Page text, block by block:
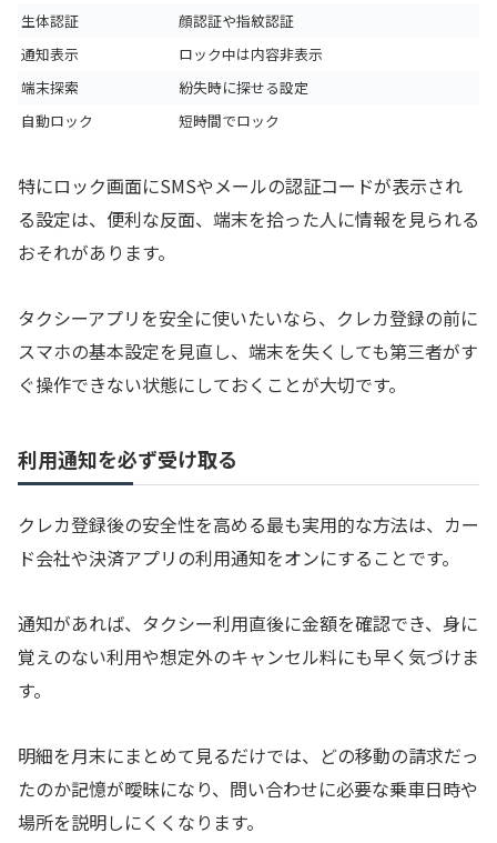
生体認証
顔認証や指紋認証
通知表示
ロック中は内容非表示
端末探索
紛失時に探せる設定
自動ロック
短時間でロック
特にロック画面にSMSやメールの認証コードが表示され
る設定は、便利な反面、端末を拾った人に情報を見られる
おそれがあります。
タクシーアプリを安全に使いたいなら、クレカ登録の前に
スマホの基本設定を見直し、端末を失くしても第三者がす
ぐ操作できない状態にしておくことが大切です。
利用通知を必ず受け取る
クレカ登録後の安全性を高める最も実用的な方法は、カー
ド会社や決済アプリの利用通知をオンにすることです。
通知があれば、タクシー利用直後に金額を確認でき、身に
覚えのない利用や想定外のキャンセル料にも早く気づけま
す。
明細を月末にまとめて見るだけでは、どの移動の請求だっ
たのか記憶が曖昧になり、問い合わせに必要な乗車日時や
場所を説明しにくくなります。